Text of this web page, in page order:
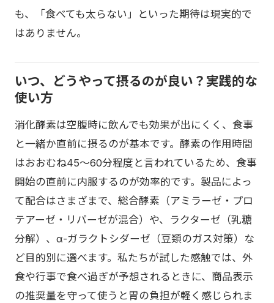
も、「食べても太らない」といった期待は現実的で
はありません。
いつ、どうやって摂るのが良い？実践的な
使い方
消化酵素は空腹時に飲んでも効果が出にくく、食事
と一緒か直前に摂るのが基本です。酵素の作用時間
はおおむね45〜60分程度と言われているため、食事
開始の直前に内服するのが効率的です。製品によっ
て配合はさまざまで、総合酵素（アミラーゼ・プロ
テアーゼ・リパーゼが混合）や、ラクターゼ（乳糖
分解）、α-ガラクトシダーゼ（豆類のガス対策）な
ど目的別に選べます。私たちが試した感触では、外
食や行事で食べ過ぎが予想されるときに、商品表示
の推奨量を守って使うと胃の負担が軽く感じられま